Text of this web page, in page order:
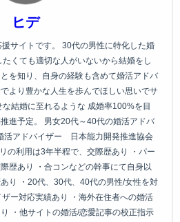
ヒデ
サイトです。 30代の男性に特化した婚
くても適切な人がいないから結婚をし
を知り、自身の経験も含めて婚活アドバ
より豊かな人生を歩んでほしい思いでサ
結婚に至れるような 成婚率100%を目
進予定。 男女20代～40代の婚活アドバ
活アドバイザー 日本能力開発推進協会
の利用は3年半程で、交際歴あり ・パー
歴あり ・合コンなどの幹事にて自身以
り ・20代、30代、40代の男性/女性を対
ー対応実績あり ・海外在住者への婚活
・他サイトの婚活/恋愛記事の校正指示